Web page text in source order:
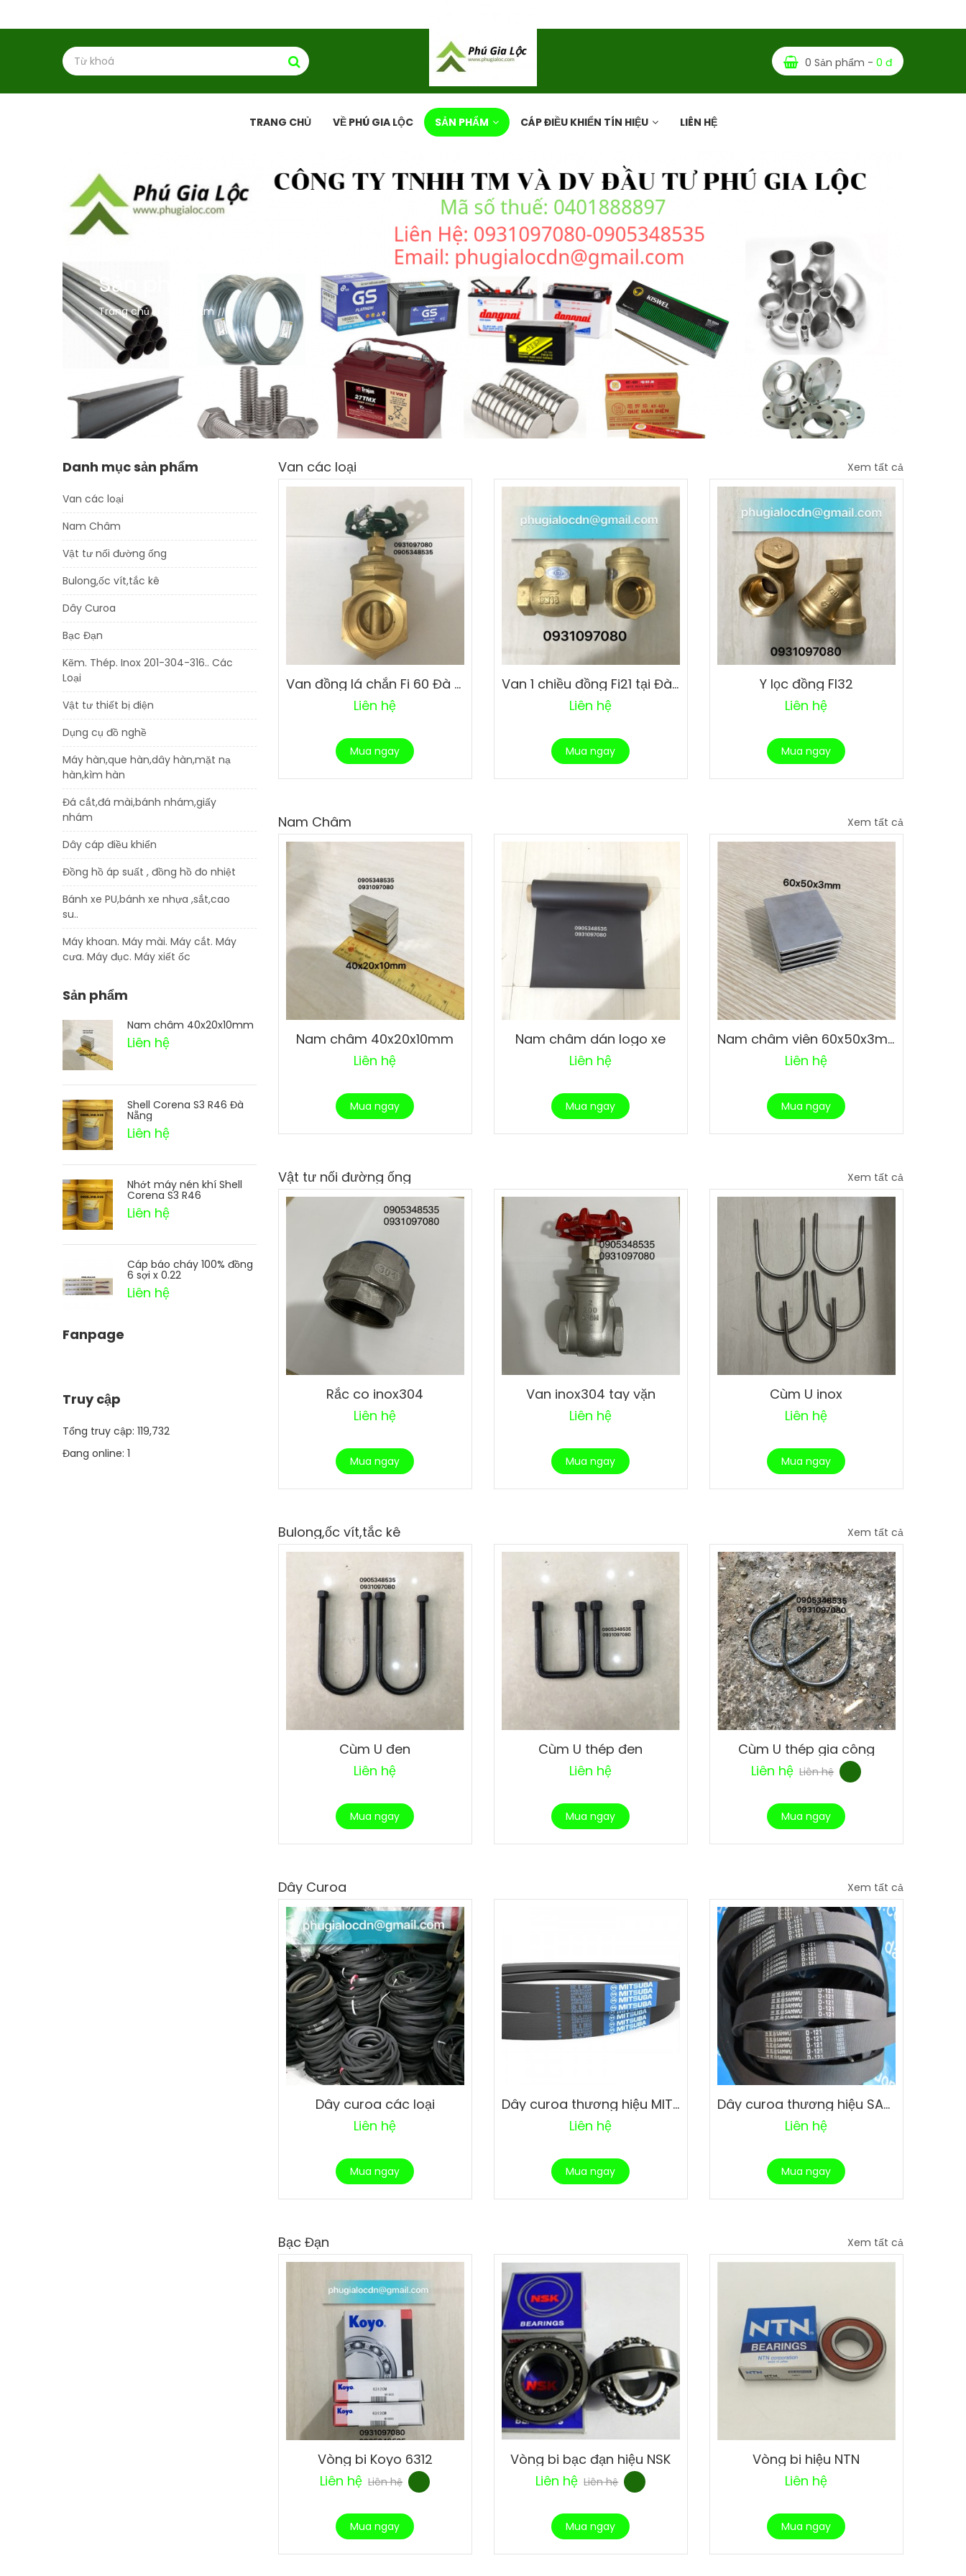
0 Sản phẩm - 0 đ
TRANG CHỦ VỀ PHÚ GIA LỘC SẢN PHẨM CÁP ĐIỀU KHIỂN TÍN HIỆU LIÊN HỆ
Sản phẩm
Trang chủ Sản phẩm
Van các loại Xem tất cả
Van đồng lá chắn Fi 60 Đà Nẵng
Liên hệ
Mua ngay
Van 1 chiều đồng Fi21 tại Đà Nẵng
Liên hệ
Mua ngay
Y lọc đồng FI32
Liên hệ
Mua ngay
Nam Châm Xem tất cả
Nam châm 40x20x10mm
Liên hệ
Mua ngay
Nam châm dán logo xe
Liên hệ
Mua ngay
Nam châm viên 60x50x3mm
Liên hệ
Mua ngay
Vật tư nối đường ống Xem tất cả
Rắc co inox304
Liên hệ
Mua ngay
Van inox304 tay vặn
Liên hệ
Mua ngay
Cùm U inox
Liên hệ
Mua ngay
Bulong,ốc vít,tắc kê Xem tất cả
Cùm U đen
Liên hệ
Mua ngay
Cùm U thép đen
Liên hệ
Mua ngay
Cùm U thép gia công
Liên hệ Liên hệ
Mua ngay
Dây Curoa Xem tất cả
Dây curoa các loại
Liên hệ
Mua ngay
Dây curoa thương hiệu MITSUBA Thái Lan
Liên hệ
Mua ngay
Dây curoa thương hiệu SANWU
Liên hệ
Mua ngay
Bạc Đạn Xem tất cả
Vòng bi Koyo 6312
Liên hệ Liên hệ
Mua ngay
Vòng bi bạc đạn hiệu NSK
Liên hệ Liên hệ
Mua ngay
Vòng bi hiệu NTN
Liên hệ
Mua ngay
Danh mục sản phẩm
Van các loại
Nam Châm
Vật tư nối đường ống
Bulong,ốc vít,tắc kê
Dây Curoa
Bạc Đạn
Kẽm. Thép. Inox 201-304-316.. Các
Loại
Vật tư thiết bị điện
Dụng cụ đồ nghề
Máy hàn,que hàn,dây hàn,mặt nạ
hàn,kìm hàn
Đá cắt,đá mài,bánh nhám,giấy
nhám
Dây cáp điều khiển
Đồng hồ áp suất , đồng hồ đo nhiệt
Bánh xe PU,bánh xe nhựa ,sắt,cao
su..
Máy khoan. Máy mài. Máy cắt. Máy
cưa. Máy đục. Máy xiết ốc
Sản phẩm
Nam châm 40x20x10mm
Liên hệ
Shell Corena S3 R46 Đà
Nẵng
Liên hệ
Nhớt máy nén khí Shell
Corena S3 R46
Liên hệ
Cáp báo cháy 100% đồng
6 sợi x 0.22
Liên hệ
Fanpage
Truy cập
Tổng truy cập: 119,732
Đang online: 1